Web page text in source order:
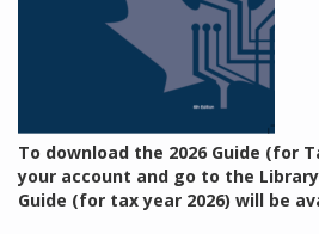
To download the 2026 Guide (for
your account and go to the
Guide (for tax year 2026) will be